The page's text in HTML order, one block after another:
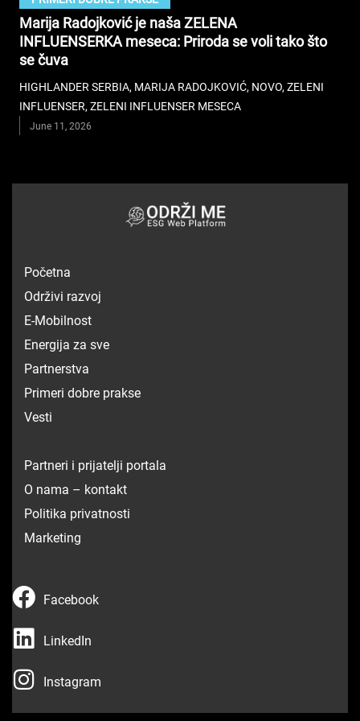
Marija Radojković je naša ZELENA
INFLUENSERKA meseca: Priroda se voli tako što
se čuva
HIGHLANDER SERBIA, MARIJA RADOJKOVIĆ, NOVO,ZELENI
INFLUENSER,ZELENI INFLUENSER MESECA
June 11, 2026
Početna
Održivi razvoj
E-Mobilnost
Energija za sve
Partnerstva
Primeri dobre prakse
Vesti
Partneri i prijatelji portala
O nama – kontakt
Politika privatnosti
Marketing
F
a
c
e
b
o
Facebook
L
i
n
k
LinkedIn
I
Instagram